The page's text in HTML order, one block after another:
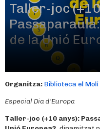
Taller-joc
de la Unió
Organitza: Biblioteca el Molí
Especial Dia d’Europa
Taller-joc (+10 anys):